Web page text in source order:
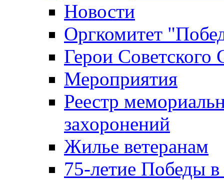
Новости
Оргкомитет
Герои Советского
Мероприятия
Реестр
захоронений
Жилье ветеранам
75-летие Победы